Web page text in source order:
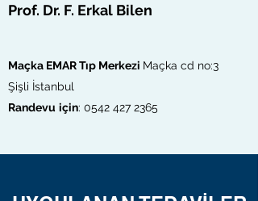
Prof. Dr. F. Erkal Bilen
Maçka EMAR Tıp Merkezi Maçka cd no:3
Şişli İstanbul
Randevu için: 0542 427 2365